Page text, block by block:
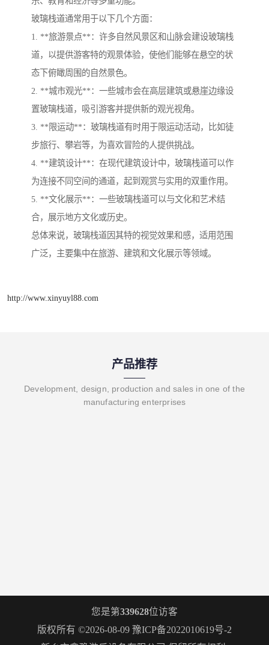
玻璃栈道通常用于以下几个方面：
1. **旅游景点**：许多自然风景区和山脉会建设玻璃栈
道，以提供游客特的观景体验，使他们能够在悬空的状
态下俯瞰周围的自然景色。
2. **城市观光**：一些城市会在高层建筑或悬崖边缘设
置玻璃栈道，吸引游客并提供新的观光视角。
3. **限运动**：玻璃栈道有时用于限运动活动，比如徒
步旅行、攀岩等，为喜欢冒险的人提供挑战。
4. **建筑设计**：在现代建筑设计中，玻璃栈道可以作
为连接不同空间的通道，起到观赏与实用的双重作用。
5. **文化展示**：一些玻璃栈道可以与文化和艺术结
合，展示地方文化或历史。
总体来说，玻璃栈道因其特的视觉效果和感，适用范围
广泛，主要集中在旅游、建筑和文化展示等领域。
http://www.xinyuyl88.com
产品推荐
Development, design, production and sales in one of the
manufacturing enterprises
您是第339628位访客
版权所有 ©2026-08-09 豫ICP备2022010619号-2